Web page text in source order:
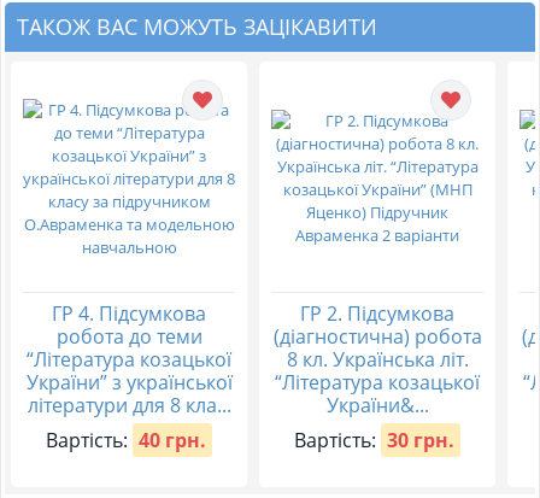
ТАКОЖ ВАС МОЖУТЬ ЗАЦІКАВИТИ
ГР 4. Підсумкова
робота до теми
“Література козацької
України” з української
літератури для 8 кла...
Вартість: 40 грн.
ГР 2. Підсумкова
(діагностична) робота
8 кл. Українська літ.
“Література козацької
України&...
Вартість: 30 грн.